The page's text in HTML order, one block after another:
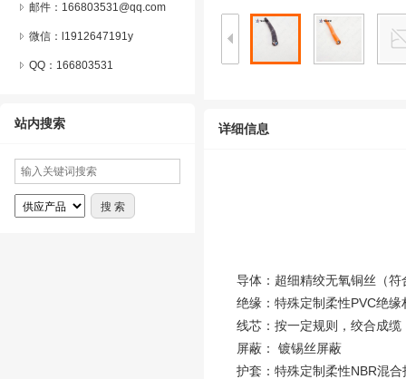
邮件：166803531@qq.com
微信： l1912647191y
QQ： 166803531
站内搜索 详细信息
导体：超细精绞无氧铜丝（
绝缘：特殊定制柔性PVC绝缘
线芯：按一定规则，绞合成缆
屏蔽： 镀锡丝屏蔽
护套：特殊定制柔性NBR混